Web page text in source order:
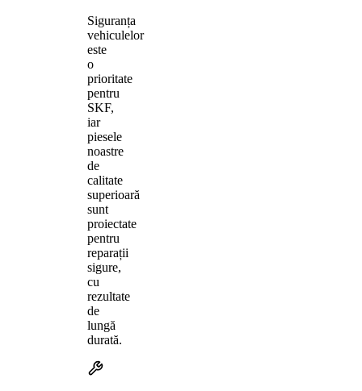
Siguranța
vehiculelor
este
o
prioritate
pentru
SKF,
iar
piesele
noastre
de
calitate
superioară
sunt
proiectate
pentru
reparații
sigure,
cu
rezultate
de
lungă
durată.